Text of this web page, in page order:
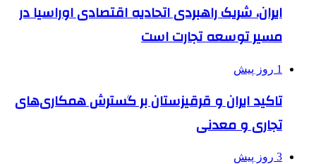
ایران، شریک راهبردی اتحادیه اقتصادی اوراسیا در
مسیر توسعه تجارت است
1 روز پیش
تاکید ایران و قرقیزستان بر گسترش همکاری‌های
تجاری و معدنی
3 روز پیش